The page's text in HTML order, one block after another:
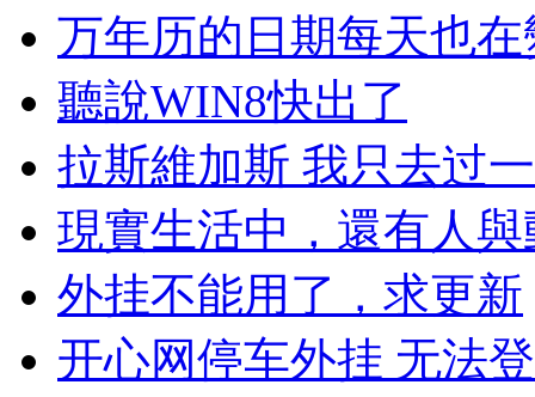
万年历的日期每天也在
聽說WIN8快出了
拉斯維加斯 我只去过
現實生活中，還有人與
外挂不能用了，求更新
开心网停车外挂 无法